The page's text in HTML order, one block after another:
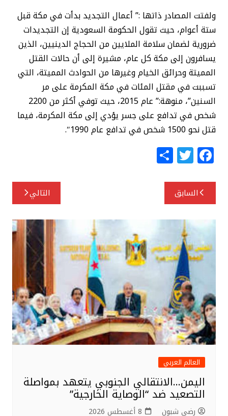
ولفتت المصادر ذاتها :” أعمال التجديد بدأت في مكة قبل
ستة أعوام، حيث تقول الحكومة السعودية إن التجديدات
ضرورية لضمان سلامة الملايين من الحجاج الدينيين، الذين
يسافرون إلى مكة كل عام، مشيرة إلى أن حالات القتل
المميتة وحرائق الخيام وغيرها من الحوادث المميتة، التي
تسببت في مقتل المئات في مكة المكرمة على مر
السنين”، منوهة:” عام 2015، حيث توفي أكثر من 2200
شخص في تدافع على جسر يؤدي إلى مكة المكرمة، فيما
قتل نحو 1500 شخص في تدافع عام 1990″.
F
a
c
e
b
o
o
k
T
w
itt
e
r
S
h
تصفّح
المقالات
السابق التالي
العالم العربي
اليمن…الانتقالي الجنوبي يتعهد بمواصلة
التصعيد ضد “الوصاية الخارجية”
رضى شبون 8 أغسطس 2026